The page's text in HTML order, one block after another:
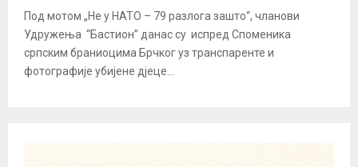
Под мотом „Не у НАТО – 79 разлога зашто“, чланови
Удружења “Бастион” данас су испред Споменика
српским браниоцима Брчког уз транспаренте и
фотографије убијене дјеце...